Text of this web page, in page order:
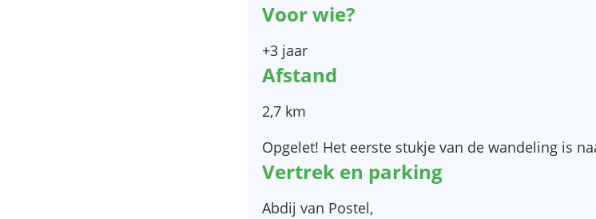
Voor wie?
+3 jaar
Afstand
2,7 km
Opgelet! Het eerste stukje van de wandeling is
Vertrek en parking
Abdij van Postel,